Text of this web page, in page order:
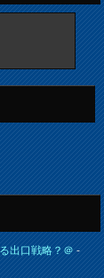
出口戦略？＠-